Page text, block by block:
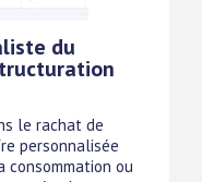
du
le rachat de
personnalisée
consommation ou